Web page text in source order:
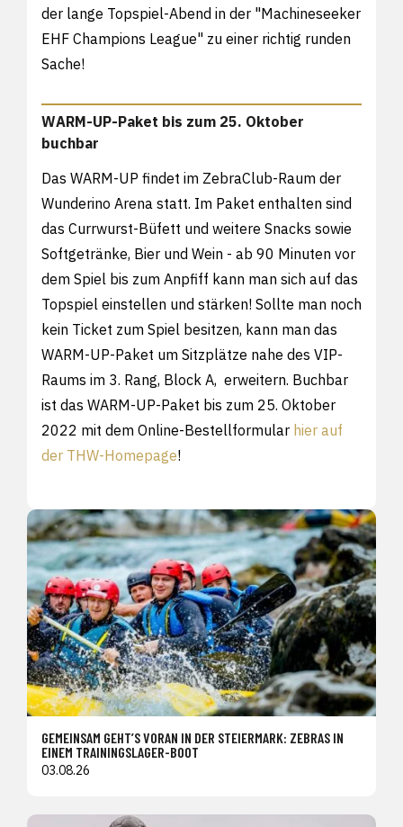
der lange Topspiel-Abend in der "Machineseeker
EHF Champions League" zu einer richtig runden
Sache!
WARM-UP-Paket bis zum 25. Oktober
buchbar
Das WARM-UP findet im ZebraClub-Raum der
Wunderino Arena statt. Im Paket enthalten sind
das Currwurst-Büfett und weitere Snacks sowie
Softgetränke, Bier und Wein - ab 90 Minuten vor
dem Spiel bis zum Anpfiff kann man sich auf das
Topspiel einstellen und stärken! Sollte man noch
kein Ticket zum Spiel besitzen, kann man das
WARM-UP-Paket um Sitzplätze nahe des VIP-
Raums im 3. Rang, Block A, erweitern. Buchbar
ist das WARM-UP-Paket bis zum 25. Oktober
2022 mit dem Online-Bestellformular hier auf
der THW-Homepage!
GEMEINSAM GEHT’S VORAN IN DER STEIERMARK: ZEBRAS IN
EINEM TRAININGSLAGER-BOOT
03.08.26